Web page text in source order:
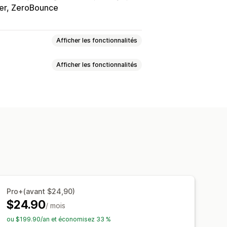
ZeroBounce
Afficher les fonctionnalités
données
Tableau de bord
Analyses de données
Afficher les fonctionnalités
de données
Pro+(avant $24,90)
$24.90/ mois
ou $199.90/an et économisez 33 %